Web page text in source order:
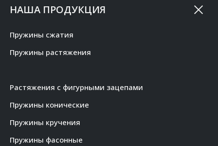
НАША ПРОДУКЦИЯ
Пружины сжатия
Пружины растяжения
Растяжения с фигурными зацепами
Пружины конические
Пружины кручения
Пружины фасонные